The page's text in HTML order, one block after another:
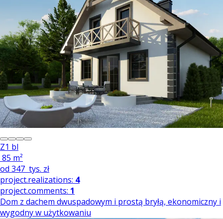
Z1 bl
85 m²
od 347 tys. zł
project.realizations: 4
project.comments: 1
Dom z dachem dwuspadowym i prostą bryłą, ekonomiczny i
wygodny w użytkowaniu